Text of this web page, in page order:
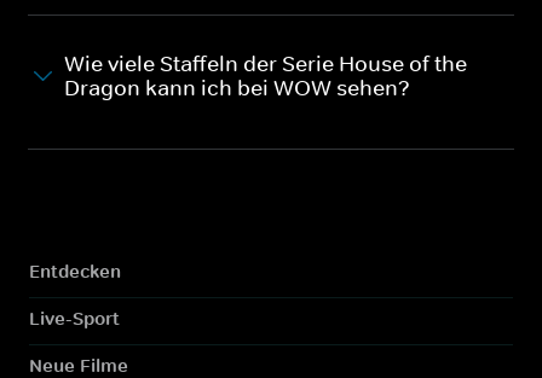
Wie viele Staffeln der Serie House of the
Dragon kann ich bei WOW sehen?
Entdecken
Live-Sport
Neue Filme